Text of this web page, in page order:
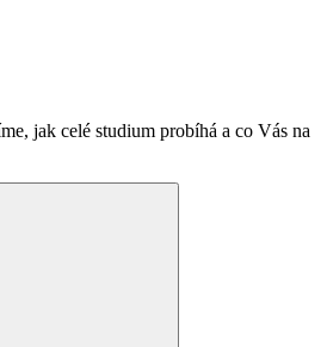
jak celé studium probíhá a co Vás na